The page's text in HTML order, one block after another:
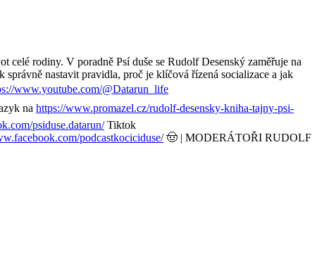
celé rodiny. V poradně Psí duše se Rudolf Desenský zaměřuje na
nastavit pravidla, proč je klíčová řízená socializace a jak
www.youtube.com/@Datarun_life
na https://www.promazel.cz/rudolf-desensky-kniha-tajny-psi-
psiduse.datarun/Tiktok
podcastkociciduse/🤠 | MODERÁTOŘI RUDOLF